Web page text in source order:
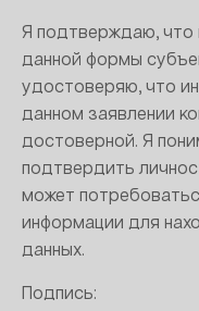
Я подтверждаю, что
данной формы
удостоверяю, что
данном заявлении
достоверной. Я
подтвердить
может
информации для
данных.
Подпись: